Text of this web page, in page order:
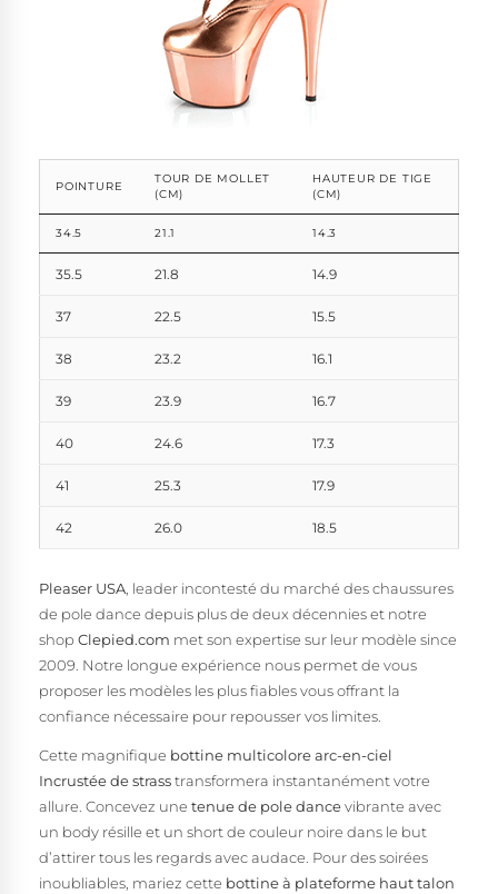
POINTURE
TOUR DE MOLLET
(CM)
HAUTEUR DE TIGE
(CM)
34.5 21.1 14.3
35.5 21.8 14.9
37 22.5 15.5
38 23.2 16.1
39 23.9 16.7
40 24.6 17.3
41 25.3 17.9
42 26.0 18.5
Pleaser USA , leader incontesté du marché des chaussures
de pole dance depuis plus de deux décennies et notre
shop Clepied.com met son expertise sur leur modèle since
2009. Notre longue expérience nous permet de vous
proposer les modèles les plus fiables vous offrant la
confiance nécessaire pour repousser vos limites.
Cette magnifique bottine multicolore arc-en-ciel
Incrustée de strasstransformera instantanément votre
allure. Concevez une tenue de pole dancevibrante avec
un body résille et un short de couleur noire dans le but
d’attirer tous les regards avec audace. Pour des soirées
inoubliables, mariez cette bottine à plateforme haut talon